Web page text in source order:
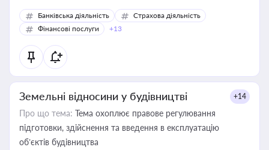
Банківська діяльність
Страхова діяльність
Фінансові послуги
+13
Земельні відносини у будівництві +14
Про що тема: Тема охоплює правове регулювання
підготовки, здійснення та введення в експлуатацію
об’єктів будівництва